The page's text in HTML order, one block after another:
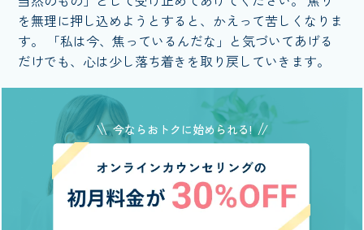
を無理に押し込めようとすると、かえって苦しくなりま
す。 「私は今、焦っているんだな」と気づいてあげる
だけでも、心は少し落ち着きを取り戻していきます。
今ならおトクに始められる!